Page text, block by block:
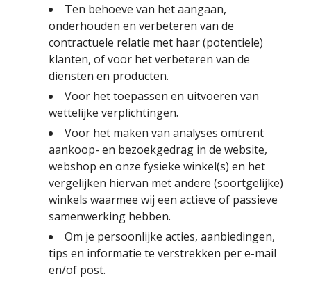
Ten behoeve van het aangaan,
onderhouden en verbeteren van de
contractuele relatie met haar (potentiele)
klanten, of voor het verbeteren van de
diensten en producten.
Voor het toepassen en uitvoeren van
wettelijke verplichtingen.
Voor het maken van analyses omtrent
aankoop- en bezoekgedrag in de website,
webshop en onze fysieke winkel(s) en het
vergelijken hiervan met andere (soortgelijke)
winkels waarmee wij een actieve of passieve
samenwerking hebben.
Om je persoonlijke acties, aanbiedingen,
tips en informatie te verstrekken per e-mail
en/of post.